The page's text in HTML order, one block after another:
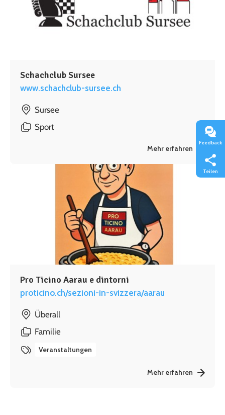
Schachclub Sursee
www.schachclub-sursee.ch
Sursee
Sport
Mehr erfahren
Pro Ticino Aarau e dintorni
proticino.ch/sezioni-in-svizzera/aarau
Überall
Familie
Veranstaltungen
Mehr erfahren
Feedback
Teilen